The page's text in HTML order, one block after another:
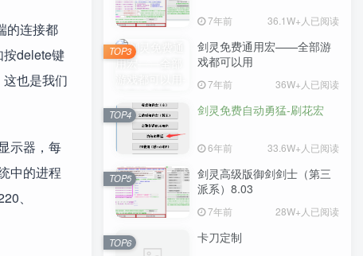
的连接都
按delete键
也是我们
示器，每
中的进程
、
7年前 36.1W+人已阅读
剑灵免费通用宏——全部游
戏都可以用
7年前 36W+人已阅读
TOP3
剑灵免费自动勇猛-刷花宏
6年前 33.6W+人已阅读
TOP4
剑灵高级版御剑剑士（第三
派系）8.03
7年前 28W+人已阅读
TOP5
卡刀定制
TOP6